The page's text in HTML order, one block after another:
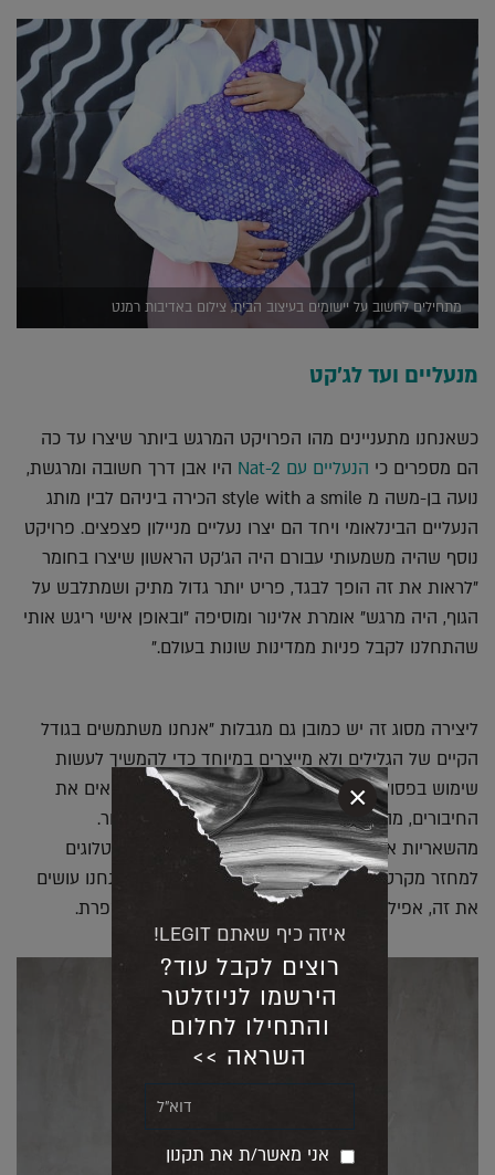
מתחילים לחשוב על יישומים בעיצוב הבית, צילום באדיבות רמנט
מנעליים ועד לג'קט
כשאנחנו מתעניינים מהו הפרויקט המרגש ביותר שיצרו עד כה
הם מספרים כי הנעליים עם Nat-2
היו אבן דרך חשובה ומרגשת,
נועה בן-משה מ style with a smile הכירה ביניהם לבין מותג
הנעליים הבינלאומי ויחד הם יצרו נעליים מניילון פצפצים. פרויקט
נוסף שהיה משמעותי עבורם היה הג'קט הראשון שיצרו בחומר
"לראות את זה הופך לבגד, פריט יותר גדול מתיק ושמתלבש על
הגוף, היה מרגש" אומרת אלינור ומוסיפה "ובאופן אישי ריגש אותי
שהתחלנו לקבל פניות ממדינות שונות בעולם."
ליצירה מסוג זה יש כמובן גם מגבלות "אנחנו משתמשים בגודל
הקיים של הגלילים ולא מייצרים במיוחד כדי להמשיך לעשות
שימוש בפסולת, אם אנחנו מחברים כמה חתיכות, רואים את
החיבורים, מה שדורש מאיתנו ממש לעצב את החיבור.
מהשאריות אנחנו עושים קטלוגים, מנסים גם את הקטלוגים
למחזר מקרטונים, כל מה שאפשר להשתמש שוב אנחנו עושים
את זה, אפילו אורזים בחומרי אריזה קיימים" היא מספרת.
איזה כיף שאתם LEGIT!
רוצים לקבל עוד?
הירשמו לניוזלטר
והתחילו לחלום
השראה >>
אני מאשר/ת את תקנון
×